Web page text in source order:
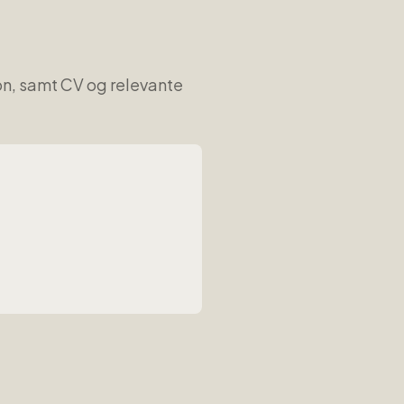
samt CV og relevante